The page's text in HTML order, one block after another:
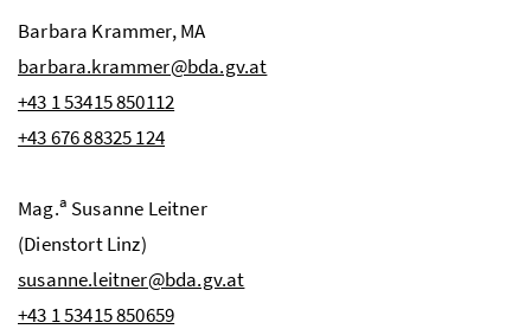
Barbara Krammer,MA
barbara.krammer@bda.gv.at
+43 1 53415 850112
+43 676 88325 124
Mag.a Susanne Leitner
(Dienstort Linz)
susanne.leitner@bda.gv.at
+43 1 53415 850659